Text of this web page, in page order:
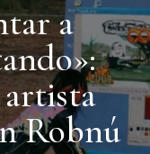
a
Robnú